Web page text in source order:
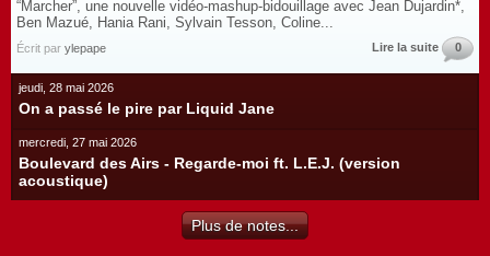
“Marcher”, une nouvelle vidéo-mashup-bidouillage avec Jean Dujardin*,
Ben Mazué, Hania Rani, Sylvain Tesson, Coline...
Écrit par ylepape Lire la suite 0
jeudi, 28 mai 2026
On a passé le pire par Liquid Jane
mercredi, 27 mai 2026
Boulevard des Airs - Regarde-moi ft. L.E.J. (version
acoustique)
Plus de notes...